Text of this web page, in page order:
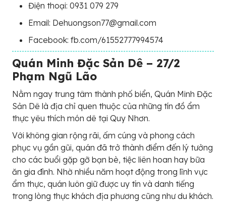
Điện thoại: 0931 079 279
Email: Dehuongson77@gmail.com
Facebook: fb.com/61552777994574
Quán Minh Đặc Sản Dê – 27/2
Phạm Ngũ Lão
Nằm ngay trung tâm thành phố biển, Quán Minh Đặc
Sản Dê là địa chỉ quen thuộc của những tín đồ ẩm
thực yêu thích món dê tại Quy Nhơn.
Với không gian rộng rãi, ấm cúng và phong cách
phục vụ gần gũi, quán đã trở thành điểm đến lý tưởng
cho các buổi gặp gỡ bạn bè, tiệc liên hoan hay bữa
ăn gia đình. Nhờ nhiều năm hoạt động trong lĩnh vực
ẩm thực, quán luôn giữ được uy tín và danh tiếng
trong lòng thực khách địa phương cũng như du khách.